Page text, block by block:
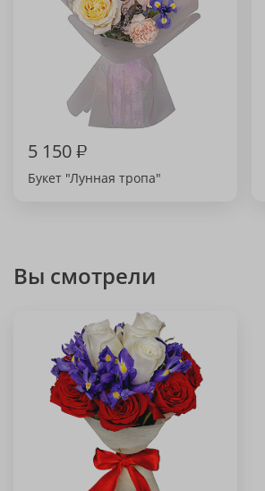
5 150₽
Букет "Лунная тропа"
Вы смотрели